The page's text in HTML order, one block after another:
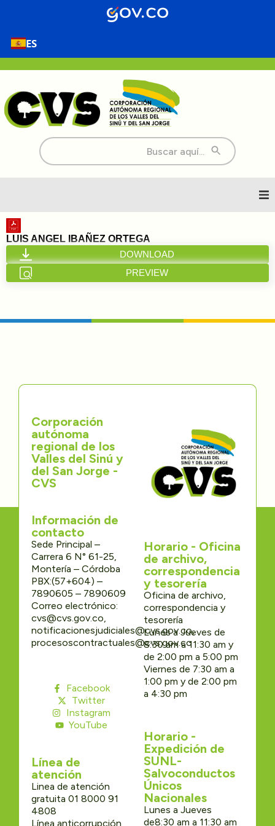
ES
Buscar:
Inicio
Nosotros
Transparencia
Participa
Trámites y Servicios
Contáctenos
LUIS ANGEL IBAÑEZ ORTEGA
DOWNLOAD
PREVIEW
Corporación
autónoma
regional de los
Valles del Sinú y
del San Jorge -
CVS
Información de
contacto
Sede Principal –
Carrera 6 N° 61-25,
Montería – Córdoba
PBX:(57+604) –
7890605 – 7890609
Correo electrónico:
cvs@cvs.gov.co,
notificacionesjudiciales@cvs.gov.co,
procesoscontractuales@cvs.gov.co
Facebook
Twitter
Instagram
YouTube
Línea de
atención
Linea de atención
gratuita 01 8000 91
4808
Línea anticorrupción
Horario - Oficina
de archivo,
correspondencia
y tesorería
Oficina de archivo,
correspondencia y
tesorería
Lunes a Jueves de
8:30 am a 11:30 am y
de 2:00 pm a 5:00 pm
Viernes de 7:30 am a
1:00 pm y de 2:00 pm
a 4:30 pm
Horario -
Expedición de
SUNL-
Salvoconductos
Únicos
Nacionales
Lunes a Jueves
de8:30 am a 11:30 am